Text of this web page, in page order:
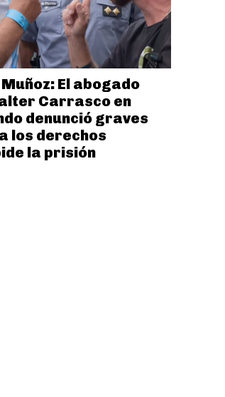
El abogado
Carrasco en
denunció graves
los derechos
la prisión